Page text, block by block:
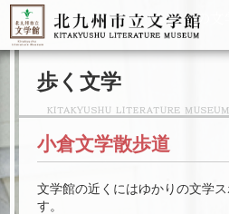
ゆかりの
歩く文学
小倉文学散歩道
文学館の近くにはゆかりの文学
す。